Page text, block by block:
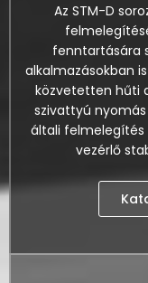
Az STM-D
fenntartására
alkalmazásokban
közvetetten hűti
szivattyú
általi felmelegítés
vezérlő